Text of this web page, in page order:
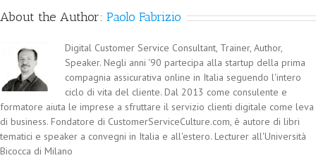
About the Author: Paolo Fabrizio
Digital Customer Service Consultant, Trainer, Author,
Speaker. Negli anni '90 partecipa alla startup della prima
compagnia assicurativa online in Italia seguendo l'intero
ciclo di vita del cliente. Dal 2013 come consulente e
formatore aiuta le imprese a sfruttare il servizio clienti digitale come leva
di business. Fondatore di CustomerServiceCulture.com, è autore di libri
tematici e speaker a convegni in Italia e all'estero. Lecturer all'Università
Bicocca di Milano